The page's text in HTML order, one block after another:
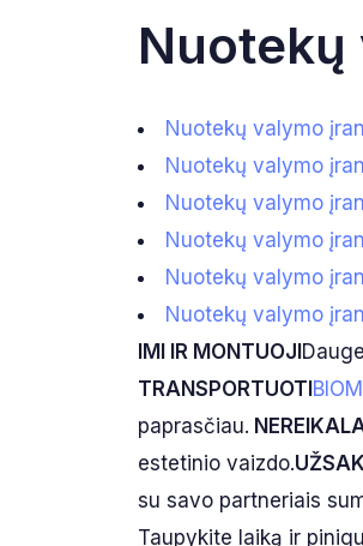
Nuotekų
Nuotekų valymo
Nuotekų valymo
Nuotekų valymo
Nuotekų valymo
Nuotekų valymo
Nuotekų valymo
IMI IR MONTUOJI
TRANSPORTUOTI
paprasčiau.
estetinio vaizdo.
su savo partneriais
Taupykite laiką ir